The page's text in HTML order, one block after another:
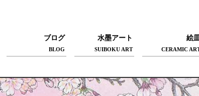
ブログ
BLOG
水墨アート
SUIBOKU ART
絵
CERAMIC